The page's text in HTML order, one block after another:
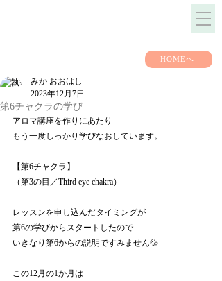
HOMEヘ
第6チャクラの学び
みか おおはし
2023年12月7日
アロマ講座を作りにあたり
もう一度しっかり学びなおしています。
【第6チャクラ】
（第3の目／Third eye chakra）
レッスンを申し込んだタイミングが
第6の学びからスタートしたので
いきなり第6からの説明ですみません💦
この12月の1か月は